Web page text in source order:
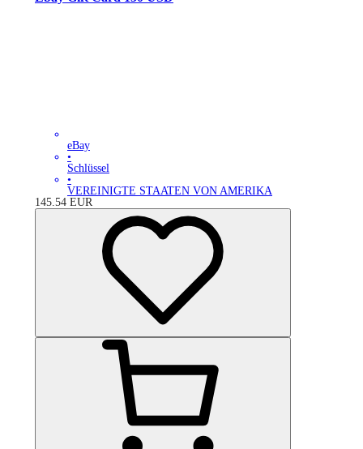
eBay
•
Schlüssel
•
VEREINIGTE STAATEN VON AMERIKA
145.54 EUR